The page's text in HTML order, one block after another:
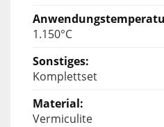
1.150°C
Komplettset
Vermiculite